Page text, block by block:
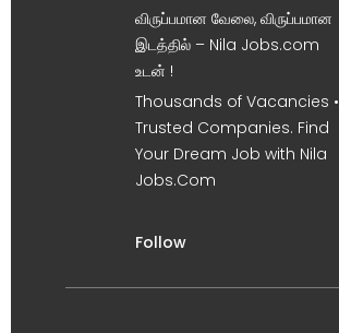
விருப்பமான வேலை, விருப்பமான
இடத்தில் – Nila Jobs.com
உடன் !
Thousands of Vacancies •
Trusted Companies. Find
Your Dream Job with Nila
Jobs.Com
Follow